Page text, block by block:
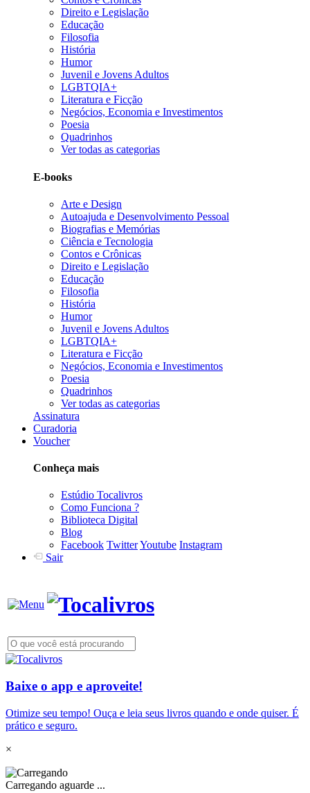
Direito e Legislação
Educação
Filosofia
História
Humor
Juvenil e Jovens Adultos
LGBTQIA+
Literatura e Ficção
Negócios, Economia e Investimentos
Poesia
Quadrinhos
Ver todas as categorias
E-books
Arte e Design
Autoajuda e Desenvolvimento Pessoal
Biografias e Memórias
Ciência e Tecnologia
Contos e Crônicas
Direito e Legislação
Educação
Filosofia
História
Humor
Juvenil e Jovens Adultos
LGBTQIA+
Literatura e Ficção
Negócios, Economia e Investimentos
Poesia
Quadrinhos
Ver todas as categorias
Assinatura
Curadoria
Voucher
Conheça mais
Estúdio Tocalivros
Como Funciona ?
Biblioteca Digital
Blog
Facebook TwitterYoutube Instagram
Sair
Baixe o app e aproveite!
Otimize seu tempo! Ouça e leia seus livros quando e onde quiser. É
prático e seguro.
×
Carregando aguarde ...